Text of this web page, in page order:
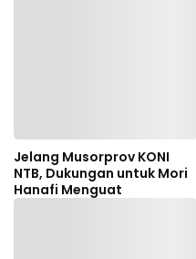
Jelang Musorprov KONI
NTB, Dukungan untuk Mori
Hanafi Menguat